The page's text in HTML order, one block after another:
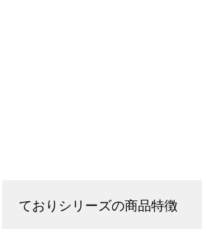
ておりシリーズの商品特徴